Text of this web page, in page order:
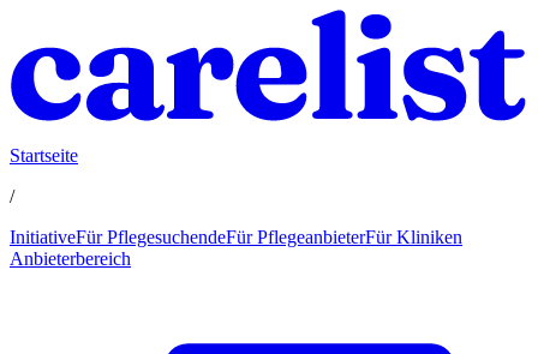
Startseite
/
InitiativeFür PflegesuchendeFür PflegeanbieterFür Kliniken
Anbieterbereich